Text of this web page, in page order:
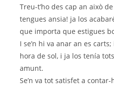
Treu-t’ho des cap an això
tengues ansia! ja los
que importa que estigues
I se’n hi va anar an es
hora de sol, i ja los tenía
amunt.
Se’n va tot satisfet a